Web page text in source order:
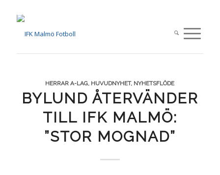
HERRAR A-LAG, HUVUDNYHET, NYHETSFLÖDE
BYLUND ÅTERVÄNDER
TILL IFK MALMÖ:
”STOR MOGNAD”